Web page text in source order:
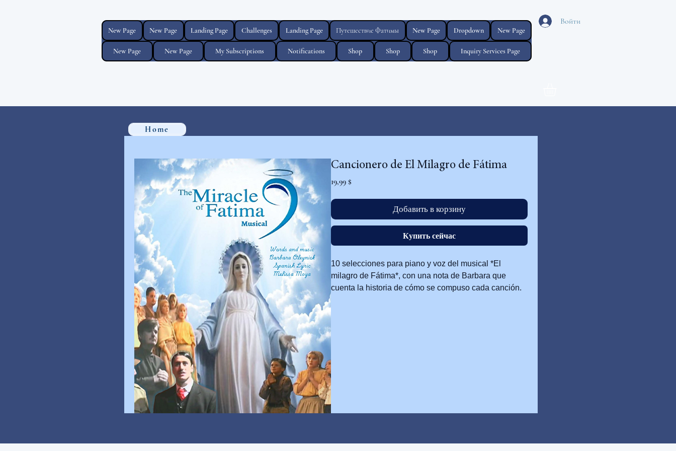
New Page New Page Landing Page Challenges Landing Page Путешествие Фатимы New Page Dropdown New Page
New Page New Page My Subscriptions Notifications Shop Shop Shop Inquiry Services Page
Войти
Home
Cancionero de El Milagro de Fátima
19,99 $
Добавить в корзину
Купить сейчас
10 selecciones para piano y voz del musical *El
milagro de Fátima*, con una nota de Barbara que
cuenta la historia de cómo se compuso cada canción.